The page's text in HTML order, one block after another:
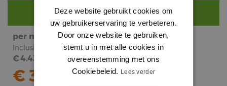
Nog €290voor gratis bezorging.
per meter
Inclusief BTW
€ 4.43
€ 3.71
subtotaal
Inclusief BTW
€9. 05
Deze website gebruikt cookies om
uw gebruikerservaring te verbeteren.
Door onze website te gebruiken,
stemt u in met alle cookies in
overeenstemming met ons
Cookiebeleid. Lees verder